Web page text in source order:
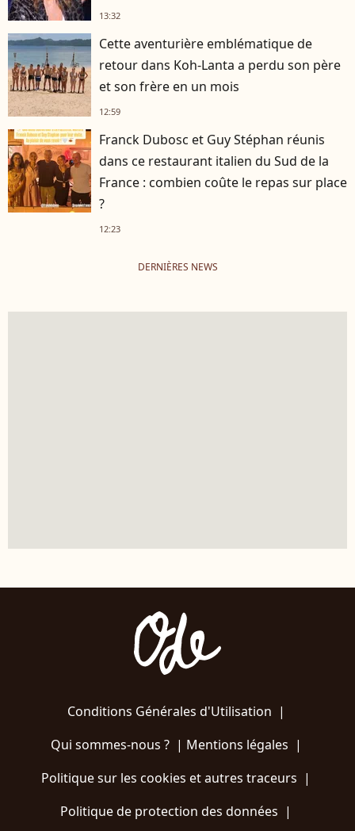
13:32
Cette aventurière emblématique de
retour dans Koh-Lanta a perdu son père
et son frère en un mois
12:59
Franck Dubosc et Guy Stéphan réunis
dans ce restaurant italien du Sud de la
France : combien coûte le repas sur place
?
12:23
DERNIÈRES NEWS
Conditions Générales d'Utilisation |
Qui sommes-nous ?| Mentions légales |
Politique sur les cookies et autres traceurs |
Politique de protection des données |